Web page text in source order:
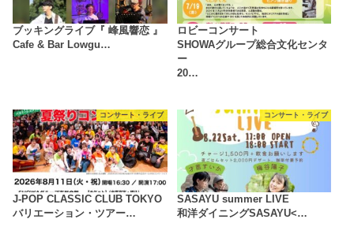
ブッキングライブ『 峰風響恋 』
Cafe & Bar Lowgu…
ロビーコンサート
SHOWAグループ総合文化センタ
ー
20…
コンサート・ライブ
J-POP CLASSIC CLUB TOKYO
バリエーション・ツアー…
コンサート・ライブ
SASAYU summer LIVE
和洋ダイニングSASAYU<…